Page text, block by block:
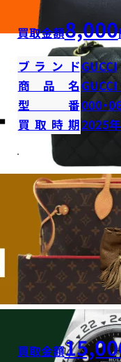
買取金額8,000
ブランドGUCCI
商品名GUCCI
型番000・
買取時期2025
買取金額